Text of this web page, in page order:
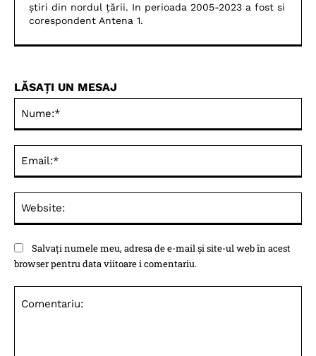
știri din nordul țării. In perioada 2005-2023 a fost si
corespondent Antena 1.
LĂSAȚI UN MESAJ
Salvați numele meu, adresa de e-mail și site-ul web în acest
browser pentru data viitoare i comentariu.